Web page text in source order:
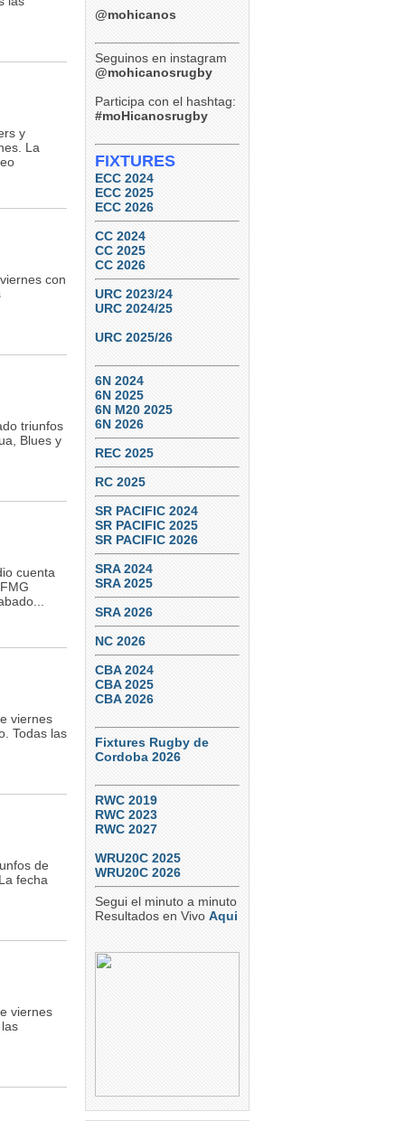
y
La
con
triunfos
Blues y
cuenta
viernes
Todas las
de
fecha
viernes
Paraná Rowing Club 24 (Ref:
Agustín Altabe – Cordobesa)
TDI B – Final – Septiembre
12, 2026
Tucumán Lawn Tennis vs.
Natación y Gimnasia
6 0
@mohicanos
Seguinos en instagram
@mohicanosrugby
Participa con el hashtag:
#moHicanosrugby
FIXTURES
ECC 2024
ECC 2025
ECC 2026
CC 2024
CC 2025
CC 2026
URC 2023/24
URC 2024/25
URC 2025/26
6N 2024
6N 2025
6N M20 2025
6N 2026
REC 2025
RC 2025
SR PACIFIC 2024
SR PACIFIC 2025
SR PACIFIC 2026
SRA 2024
SRA 2025
SRA 2026
NC 2026
CBA 2024
CBA 2025
CBA 2026
Fixtures Rugby de
Cordoba 2026
RWC 2019
RWC 2023
RWC 2027
WRU20C 2025
WRU20C 2026
Segui el minuto a minuto
Resultados en Vivo Aqui